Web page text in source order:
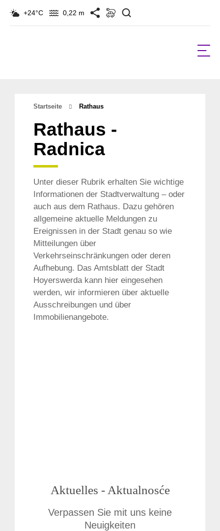
+24°C 0,22 m
Startseite Rathaus
Rathaus -
Radnica
Unter dieser Rubrik erhalten Sie wichtige
Informationen der Stadtverwaltung – oder
auch aus dem Rathaus. Dazu gehören
allgemeine aktuelle Meldungen zu
Ereignissen in der Stadt genau so wie
Mitteilungen über
Verkehrseinschränkungen oder deren
Aufhebung. Das Amtsblatt der Stadt
Hoyerswerda kann hier eingesehen
werden, wir informieren über aktuelle
Ausschreibungen und über
Immobilienangebote.
Aktuelles - Aktualnosće
Verpassen Sie mit uns keine
Neuigkeiten